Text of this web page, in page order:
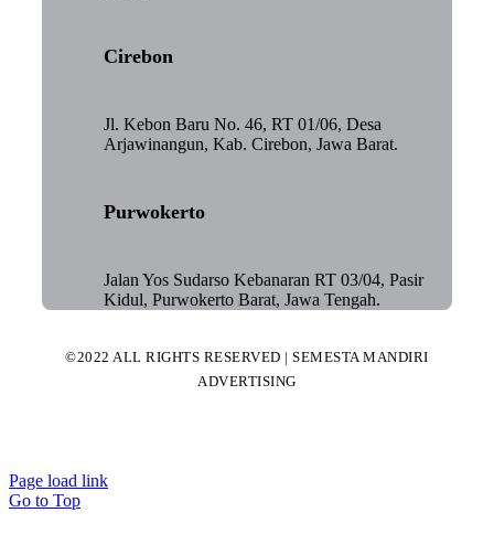
Cirebon
Jl. Kebon Baru No. 46, RT 01/06, Desa
Arjawinangun, Kab. Cirebon, Jawa Barat.
Purwokerto
Jalan Yos Sudarso Kebanaran RT 03/04, Pasir
Kidul, Purwokerto Barat, Jawa Tengah.
©2022 ALL RIGHTS RESERVED | SEMESTA MANDIRI
ADVERTISING
Page load link
Go to Top